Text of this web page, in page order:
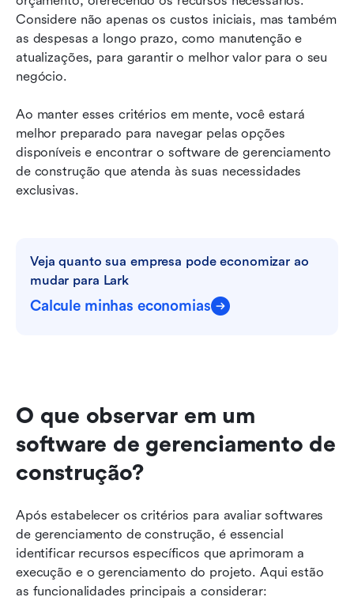
Considere não apenas os custos iniciais, mas também
as despesas a longo prazo, como manutenção e
atualizações, para garantir o melhor valor para o seu
negócio.
Ao manter esses critérios em mente, você estará
melhor preparado para navegar pelas opções
disponíveis e encontrar o software de gerenciamento
de construção que atenda às suas necessidades
exclusivas.
Veja quanto sua empresa pode economizar ao
mudar para Lark
Calcule minhas economias
O que observar em um
software de gerenciamento de
construção?
Após estabelecer os critérios para avaliar softwares
de gerenciamento de construção, é essencial
identificar recursos específicos que aprimoram a
execução e o gerenciamento do projeto. Aqui estão
as funcionalidades principais a considerar: